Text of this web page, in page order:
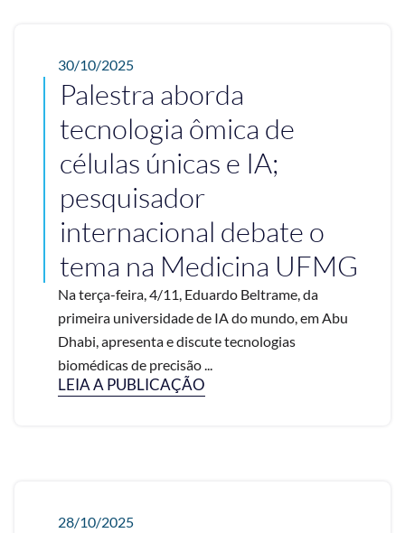
30/10/2025
Palestra aborda
tecnologia ômica de
células únicas e IA;
pesquisador
internacional debate o
tema na Medicina UFMG
Na terça-feira, 4/11, Eduardo Beltrame, da
primeira universidade de IA do mundo, em Abu
Dhabi, apresenta e discute tecnologias
biomédicas de precisão ...
LEIA A PUBLICAÇÃO
28/10/2025